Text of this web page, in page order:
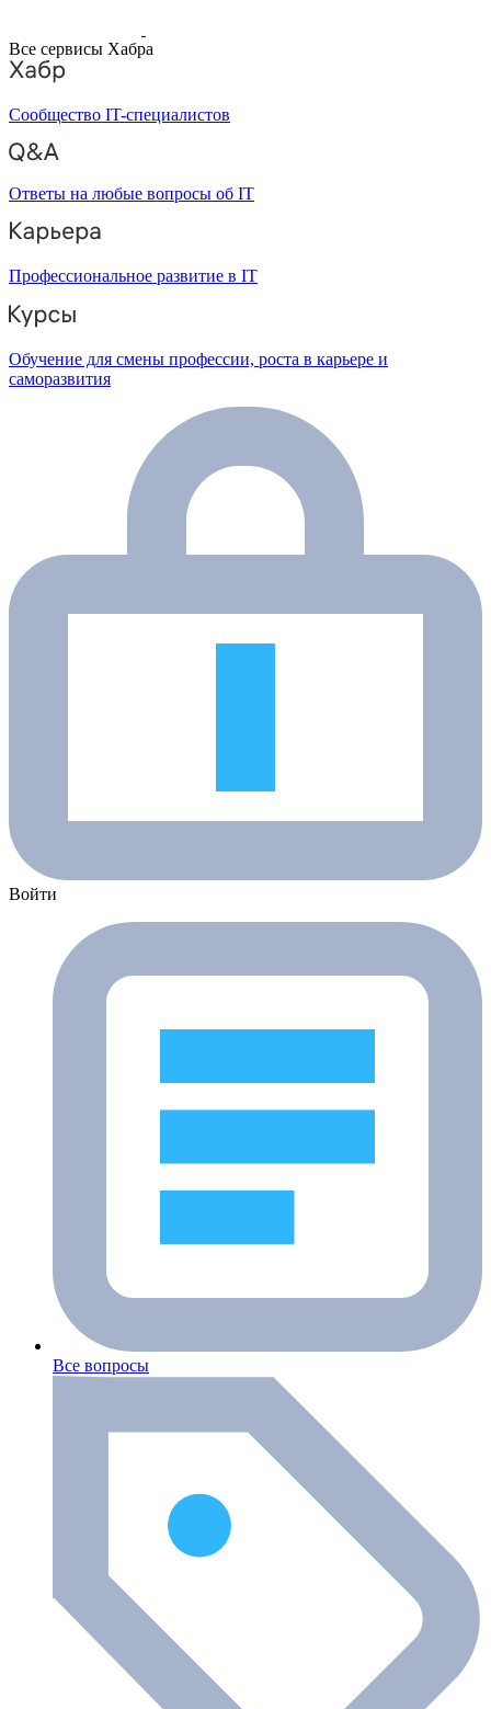
Все сервисы Хабра
Сообщество IT-специалистов
Ответы на любые вопросы об IT
Профессиональное развитие в IT
Обучение для смены профессии, роста в карьере и
саморазвития
Войти
Все вопросы